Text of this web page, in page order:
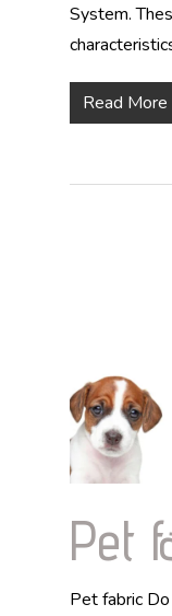
System.
Read More
Pet
Pet fabric